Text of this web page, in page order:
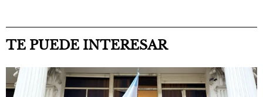
TE PUEDE INTERESAR